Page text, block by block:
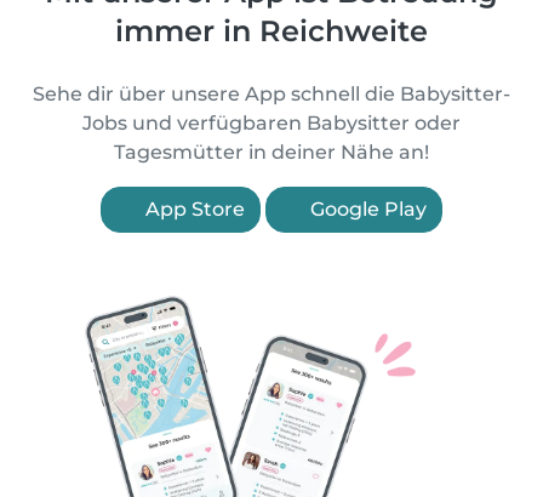
immer in Reichweite
Sehe dir über unsere App schnell die Babysitter-
Jobs und verfügbaren Babysitter oder
Tagesmütter in deiner Nähe an!
App Store Google Play